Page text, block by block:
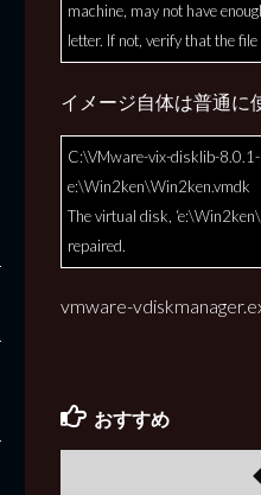
machine, may not have
letter. If not, verify that the
イメージ自体は普通に
C:\VMware-vix-disklib-
e:\Win2ken\Win2ken.vmdk
The virtual disk,
repaired.
vmware-
おすすめ